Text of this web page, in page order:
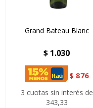
Grand Bateau Blanc
$ 1.030
$ 876
3 cuotas sin interés de
343,33